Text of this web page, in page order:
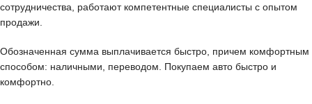
сотрудничества, работают компетентные специалисты с опытом
продажи.
Обозначенная сумма выплачивается быстро, причем комфортным
способом: наличными, переводом. Покупаем авто быстро и
комфортно.